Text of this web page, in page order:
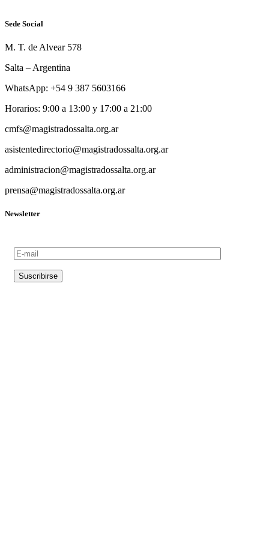
Sede Social
M. T. de Alvear 578
Salta – Argentina
WhatsApp: +54 9 387 5603166
Horarios: 9:00 a 13:00 y 17:00 a 21:00
cmfs@magistradossalta.org.ar
asistentedirectorio@magistradossalta.org.ar
administracion@magistradossalta.org.ar
prensa@magistradossalta.org.ar
Newsletter